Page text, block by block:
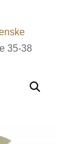
35-38